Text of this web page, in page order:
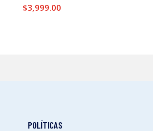
$3,999.00
POLÍTICAS